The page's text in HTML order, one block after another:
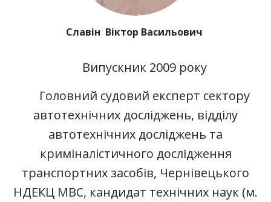
Славін Віктор Васильович
Випускник 2009 року
Головний судовий експерт сектору
автотехнічних досліджень, відділу
автотехнічних досліджень та
криміналістичного дослідження
транспортних засобів, Чернівецького
НДЕКЦ МВС, кандидат технічних наук (м.